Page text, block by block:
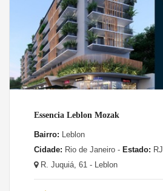
Essencia Leblon Mozak
Bairro: Leblon
Cidade: Rio de Janeiro - Estado: RJ
R. Juquiá, 61 - Leblon